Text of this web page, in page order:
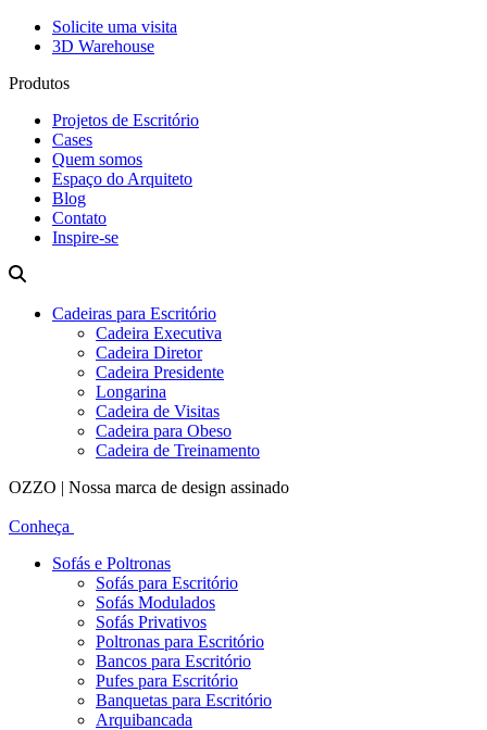
Solicite uma visita
3D Warehouse
Produtos
Projetos de Escritório
Cases
Quem somos
Espaço do Arquiteto
Blog
Contato
Inspire-se
Cadeiras para Escritório
Cadeira Executiva
Cadeira Diretor
Cadeira Presidente
Longarina
Cadeira de Visitas
Cadeira para Obeso
Cadeira de Treinamento
OZZO | Nossa marca de design assinado
Conheça
Sofás e Poltronas
Sofás para Escritório
Sofás Modulados
Sofás Privativos
Poltronas para Escritório
Bancos para Escritório
Pufes para Escritório
Banquetas para Escritório
Arquibancada